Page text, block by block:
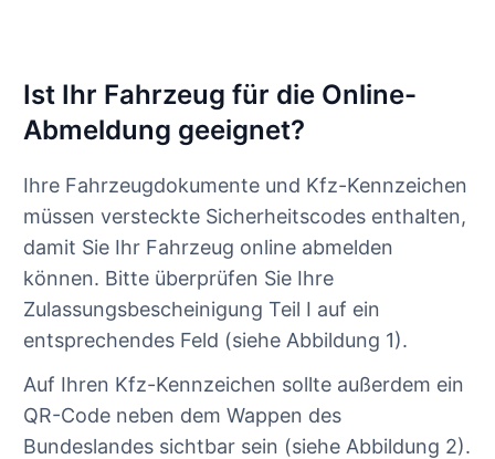
Ist Ihr Fahrzeug für die Online-
Abmeldung geeignet?
Ihre Fahrzeugdokumente und Kfz-Kennzeichen
müssen versteckte Sicherheitscodes enthalten,
damit Sie Ihr Fahrzeug online abmelden
können. Bitte überprüfen Sie Ihre
Zulassungsbescheinigung Teil I auf ein
entsprechendes Feld (siehe Abbildung 1).
Auf Ihren Kfz-Kennzeichen sollte außerdem ein
QR-Code neben dem Wappen des
Bundeslandes sichtbar sein (siehe Abbildung 2).